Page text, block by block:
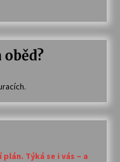
Týká se i vás – a